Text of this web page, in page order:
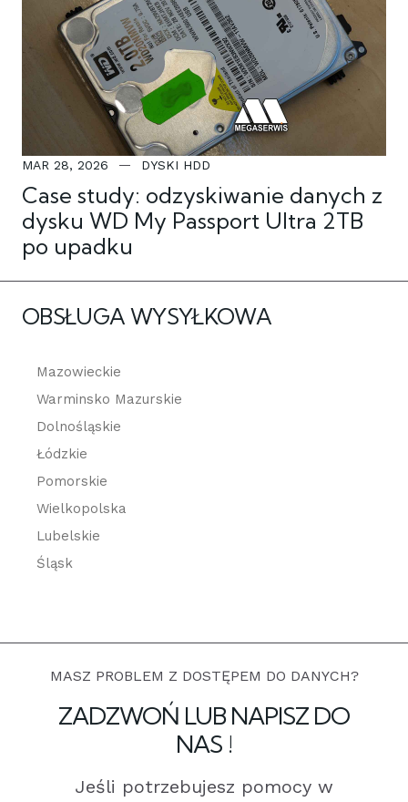
MAR 28, 2026 DYSKI HDD
Case study: odzyskiwanie danych z
dysku WD My Passport Ultra 2TB
po upadku
OBSŁUGA WYSYŁKOWA
Mazowieckie
Warminsko Mazurskie
Dolnośląskie
Łódzkie
Pomorskie
Wielkopolska
Lubelskie
Śląsk
MASZ PROBLEM Z DOSTĘPEM DO DANYCH?
ZADZWOŃ LUB NAPISZ DO
NAS !
Jeśli potrzebujesz pomocy w